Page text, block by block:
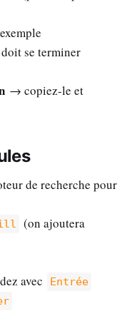
se terminer
→ copiez-le et
de recherche pour
(on ajoutera
avec Entrée